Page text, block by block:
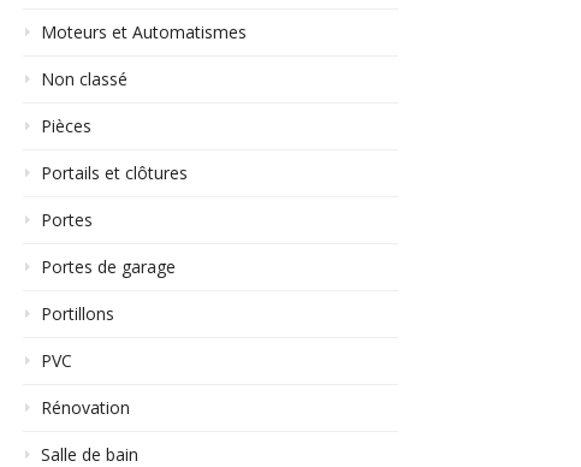
Moteurs et Automatismes
Non classé
Pièces
Portails et clôtures
Portes
Portes de garage
Portillons
PVC
Rénovation
Salle de bain